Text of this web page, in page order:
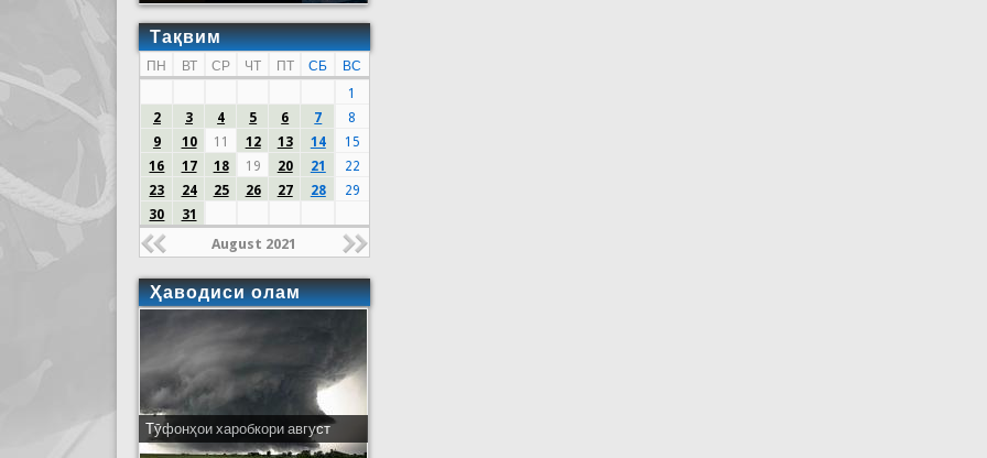
Тақвим
ПН ВТ СР ЧТ ПТ СБ
ВС
1
2
3 4 5 6 7
8
9
10 11 12 13 14
15
16
17 18 19 20 21
22
23
24 25 26 27 28
29
30
31
August 2021
Ҳаводиси олам
Тӯфонҳои харобкори август